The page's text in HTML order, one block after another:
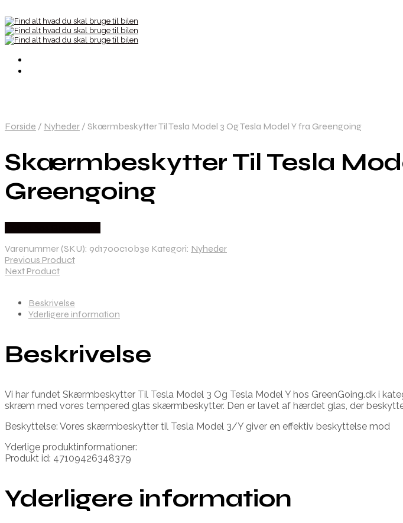
Forside / Nyheder / Skærmbeskytter Til Tesla Model 3 Og Tesla Model Y fra Greengoing
Skærmbeskytter Til Tesla
Greengoing
Varenummer (SKU): 9d1700c10b3e Kategori: Nyheder
Previous Product
Next Product
Beskrivelse
Yderligere information
Beskrivelse
Vi har fundet Skærmbeskytter Til Tesla Model 3 Og Tesla Model Y hos GreenGoing.dk i
skræm med vores tempered glas skærmbeskytter. Den er lavet af hærdet glas, der
Beskyttelse: Vores skærmbeskytter til Tesla Model 3/Y giver en effektiv beskyttelse mod
Yderlige produktinformationer:
Produkt id: 47109426348379
Yderligere information